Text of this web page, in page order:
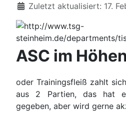
Zuletzt aktualisiert: 17.
ASC im
oder Trainingsfleiß zahlt
aus 2 Partien, das hat
gegeben, aber wird gerne